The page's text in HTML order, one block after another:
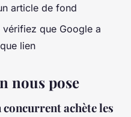
article de fond
vérifiez que Google a
lien
nous pose
achète les